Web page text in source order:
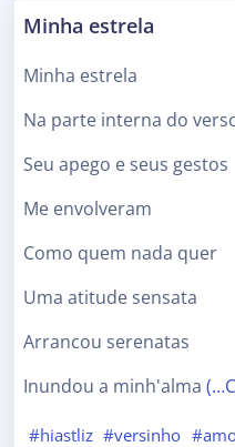
Minha estrela
Minha estrela
Na parte interna do
Seu apego e seus gestos
Me envolveram
Como quem nada quer
Uma atitude sensata
Arrancou serenatas
Inundou a minh'alma
#hiastliz #versinho